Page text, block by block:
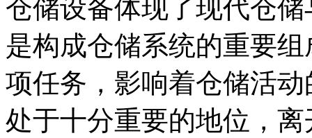
仓储设备体现了现代仓
是构成仓储系统的重要
项任务，影响着仓储活
处于十分重要的地位，